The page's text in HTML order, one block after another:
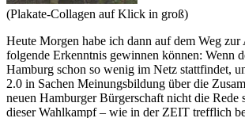
(Plakate-Collagen auf Klick in groß)
Heute Morgen habe ich dann auf dem Weg
folgende Erkenntnis gewinnen können: Wenn
Hamburg schon so wenig im Netz stattfindet,
2.0 in Sachen Meinungsbildung über die
neuen Hamburger Bürgerschaft nicht die Rede
dieser Wahlkampf – wie in der ZEIT trefflich